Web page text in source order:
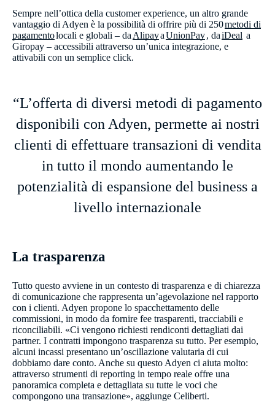
Sempre nell’ottica della customer experience, un altro grande
vantaggio di Adyen è la possibilità di offrire più di 250metodi di
pagamentolocali e globali – da AlipayaUnionPay, daiDeal a
Giropay – accessibili attraverso un’unica integrazione, e
attivabili con un semplice click.
“L’offerta di diversi metodi di pagamento
disponibili con Adyen, permette ai nostri
clienti di effettuare transazioni di vendita
in tutto il mondo aumentando le
potenzialità di espansione del business a
livello internazionale
La trasparenza
Tutto questo avviene in un contesto di trasparenza e di chiarezza
di comunicazione che rappresenta un’agevolazione nel rapporto
con i clienti. Adyen propone lo spacchettamento delle
commissioni, in modo da fornire fee trasparenti, tracciabili e
riconciliabili. «Ci vengono richiesti rendiconti dettagliati dai
partner. I contratti impongono trasparenza su tutto. Per esempio,
alcuni incassi presentano un’oscillazione valutaria di cui
dobbiamo dare conto. Anche su questo Adyen ci aiuta molto:
attraverso strumenti di reporting in tempo reale offre una
panoramica completa e dettagliata su tutte le voci che
compongono una transazione», aggiunge Celiberti.